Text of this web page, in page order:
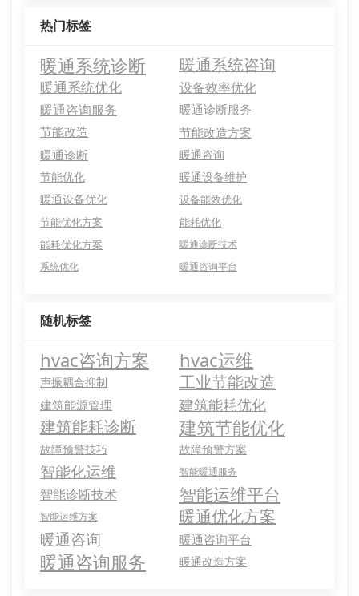
热门标签
暖通系统诊断 暖通系统咨询
暖通系统优化
设备效率优化
暖通咨询服务
暖通诊断服务
节能改造
节能改造方案
暖通诊断
暖通咨询
节能优化
暖通设备维护
暖通设备优化
设备能效优化
节能优化方案
能耗优化
能耗优化方案
暖通诊断技术
系统优化
暖通咨询平台
随机标签
hvac咨询方案 hvac运维
声振耦合抑制 工业节能改造
建筑能源管理 建筑能耗优化
建筑能耗诊断 建筑节能优化
故障预警技巧 故障预警方案
智能化运维 智能暖通服务
智能诊断技术 智能运维平台
智能运维方案 暖通优化方案
暖通咨询 暖通咨询平台
暖通咨询服务 暖通改造方案